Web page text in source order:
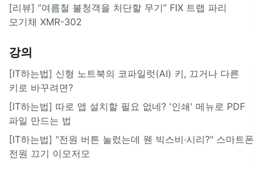
[리뷰] “여름철 불청객을 처단할 무기” FIX 트랩 파리
모기채 XMR-302
강의
[IT하는법] 신형 노트북의 코파일럿(AI) 키, 끄거나 다른
키로 바꾸려면?
[IT하는법] 따로 앱 설치할 필요 없네? '인쇄' 메뉴로 PDF
파일 만드는 법
[IT하는법] "전원 버튼 눌렀는데 웬 빅스비·시리?" 스마트폰
전원 끄기 이모저모